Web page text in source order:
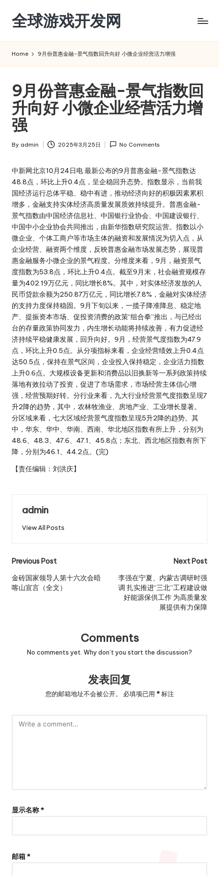
Skip
content
全球游戏开发网
Home 9月份普惠金融-景气指数回升向好 小微企业经营活力增强
9月份普惠金融-景气指数回
升向好 小微企业经营活力增
强
Posted
By admin 2025年3月25日 No Comments
中新网北京10月24日电 最新公布的9月普惠金融-景气指数达
48.8点，环比上升0.4点，呈企稳回升态势。指数显示，当前我
国经济运行总体平稳、稳中有进，推动经济向好的积极因素累积
增多，金融支持实体经济高质量发展质效持续提升。普惠金融-
景气指数由中国经济信息社、中国银行业协会、中国建设银行、
中国中小企业协会共同推出，由新华指数研究院运营。指数以小
微企业、个体工商户等市场主体的融资和发展情况为切入点，从
企业经营、融资两个维度，反映普惠金融市场发展态势，展现普
惠金融服务小微企业的景气程度。分维度来看，9月，融资景气
度指数为53.8点，环比上升0.4点。截至9月末，社会融资规模存
量为402.19万亿元，同比增长8%。其中，对实体经济发放的人
民币贷款余额为250.87万亿元，同比增长7.8%，金融对实体经济
的支持力度保持稳固。9月下旬以来，一揽子降准降息、稳定地
产、提振资本市场、促投资消费的政策“组合拳”推出，与已经出
台的存量政策协同发力，内生增长动能将持续改善，有力促进经
济持续平稳健康发展，回升向好。9月，经营景气度指数为47.9
点，环比上升0.5点。从分项指标来看，企业经营绩效上升0.4点
达50.5点，保持在景气区间，企业投入保持稳定，企业活力指数
上升0.6点。大规模设备更新和消费品以旧换新等一系列政策持续
落地有效拉动了投资，促进了市场需求，市场经营主体信心增
强，经营预期好转。分行业来看，九大行业经营景气度指数呈现7
升2降的趋势，其中，农林牧渔业、房地产业、工业增长显著。
分区域来看，七大区域经营景气度指数呈现5升2降的趋势。其
中，华东、华中、华南、西南、华北地区指数有所上升，分别为
48.6、48.3、47.6、47.1、45.8点；东北、西北地区指数有所下
降，分别为46.1、44.2点。(完)
【责任编辑：刘洪庆】
admin
View All Posts
Post
navigation
Previous Post
金砖国家领导人第十六次会晤
喀山宣言（全文）
Next Post
李强在宁夏、内蒙古调研时强
调 扎实推进“三北”工程建设做
好能源保供工作 为高质量发
展提供有力保障
Comments
No comments yet. Why don’t you start the discussion?
发表回复
您的邮箱地址不会被公开。 必填项已用 *标注
显示名称*
邮箱*